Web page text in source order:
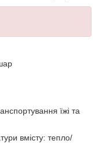
їжі та
вмісту: тепло/